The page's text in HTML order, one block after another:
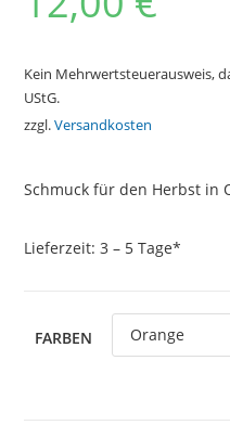
Kein Mehrwertsteuerausweis,
UStG.
zzgl.Versandkosten
Schmuck für den Herbst in
Lieferzeit:3 – 5 Tage*
FARBEN